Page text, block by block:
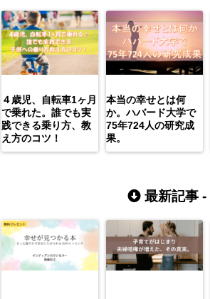
４歳児、自転車1ヶ月
で乗れた。誰でも実
践できる乗り方、教
え方のコツ！
本当の幸せとは何
か。ハバード大学で
75年724人の研究成
果。
最新記事 -